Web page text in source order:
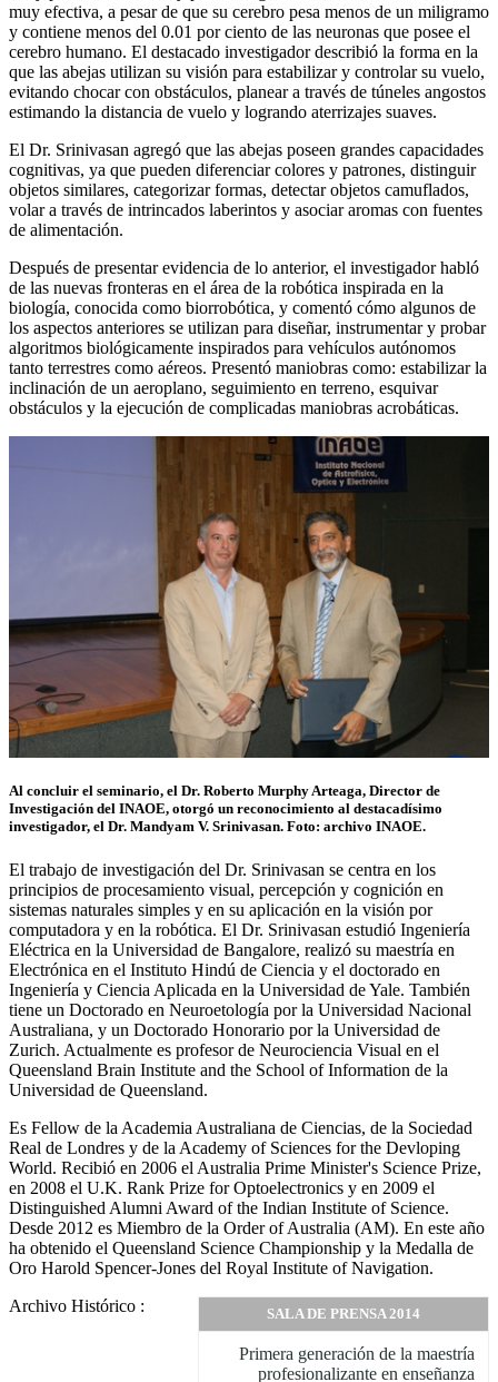
muy efectiva, a pesar de que su cerebro pesa menos de un miligramo
y contiene menos del 0.01 por ciento de las neuronas que posee el
cerebro humano. El destacado investigador describió la forma en la
que las abejas utilizan su visión para estabilizar y controlar su vuelo,
evitando chocar con obstáculos, planear a través de túneles angostos
estimando la distancia de vuelo y logrando aterrizajes suaves.
El Dr. Srinivasan agregó que las abejas poseen grandes capacidades
cognitivas, ya que pueden diferenciar colores y patrones, distinguir
objetos similares, categorizar formas, detectar objetos camuflados,
volar a través de intrincados laberintos y asociar aromas con fuentes
de alimentación.
Después de presentar evidencia de lo anterior, el investigador habló
de las nuevas fronteras en el área de la robótica inspirada en la
biología, conocida como biorrobótica, y comentó cómo algunos de
los aspectos anteriores se utilizan para diseñar, instrumentar y probar
algoritmos biológicamente inspirados para vehículos autónomos
tanto terrestres como aéreos. Presentó maniobras como: estabilizar la
inclinación de un aeroplano, seguimiento en terreno, esquivar
obstáculos y la ejecución de complicadas maniobras acrobáticas.
Al concluir el seminario, el Dr. Roberto Murphy Arteaga, Director de
Investigación del INAOE, otorgó un reconocimiento al destacadísimo
investigador, el Dr. Mandyam V. Srinivasan. Foto: archivo INAOE.
El trabajo de investigación del Dr. Srinivasan se centra en los
principios de procesamiento visual, percepción y cognición en
sistemas naturales simples y en su aplicación en la visión por
computadora y en la robótica. El Dr. Srinivasan estudió Ingeniería
Eléctrica en la Universidad de Bangalore, realizó su maestría en
Electrónica en el Instituto Hindú de Ciencia y el doctorado en
Ingeniería y Ciencia Aplicada en la Universidad de Yale. También
tiene un Doctorado en Neuroetología por la Universidad Nacional
Australiana, y un Doctorado Honorario por la Universidad de
Zurich. Actualmente es profesor de Neurociencia Visual en el
Queensland Brain Institute and the School of Information de la
Universidad de Queensland.
Es Fellow de la Academia Australiana de Ciencias, de la Sociedad
Real de Londres y de la Academy of Sciences for the Devloping
World. Recibió en 2006 el Australia Prime Minister's Science Prize,
en 2008 el U.K. Rank Prize for Optoelectronics y en 2009 el
Distinguished Alumni Award of the Indian Institute of Science.
Desde 2012 es Miembro de la Order of Australia (AM). En este año
ha obtenido el Queensland Science Championship y la Medalla de
Oro Harold Spencer-Jones del Royal Institute of Navigation.
SALA DE PRENSA 2014
Primera generación de la maestría
profesionalizante en enseñanza
Archivo Histórico :